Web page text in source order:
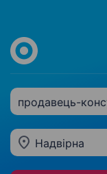
продавець-
Надвірна